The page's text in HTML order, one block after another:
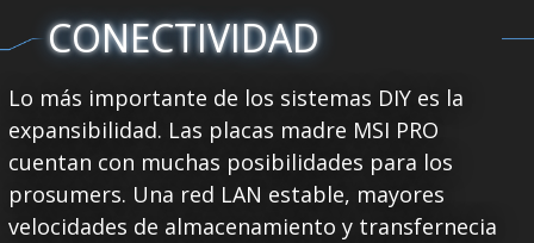
CONECTIVIDAD
Lo más importante de los sistemas DIY es la
expansibilidad. Las placas madre MSI PRO
cuentan con muchas posibilidades para los
prosumers. Una red LAN estable, mayores
velocidades de almacenamiento y transfernecia